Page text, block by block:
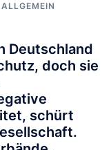
ALLGEMEIN
Deutschland
doch sie
schürt